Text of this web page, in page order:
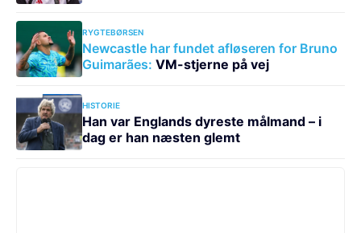
RYGTEBØRSEN
Newcastle har fundet afløseren for Bruno
Guimarães: VM-stjerne på vej
HISTORIE
Han var Englands dyreste målmand – i
dag er han næsten glemt